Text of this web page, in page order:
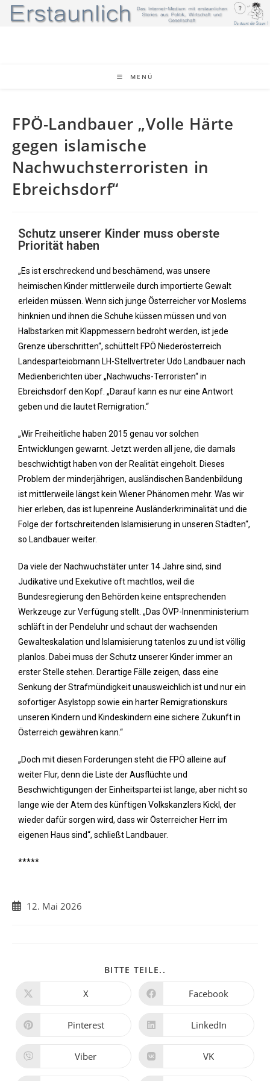
MENÜ
FPÖ-Landbauer „Volle Härte
gegen islamische
Nachwuchsterroristen in
Ebreichsdorf“
Schutz unserer Kinder muss oberste
Priorität haben
„Es ist erschreckend und beschämend, was unsere
heimischen Kinder mittlerweile durch importierte Gewalt
erleiden müssen. Wenn sich junge Österreicher vor Moslems
hinknien und ihnen die Schuhe küssen müssen und von
Halbstarken mit Klappmessern bedroht werden, ist jede
Grenze überschritten“, schüttelt FPÖ Niederösterreich
Landesparteiobmann LH-Stellvertreter Udo Landbauer nach
Medienberichten über „Nachwuchs-Terroristen“ in
Ebreichsdorf den Kopf. „Darauf kann es nur eine Antwort
geben und die lautet Remigration.“
„Wir Freiheitliche haben 2015 genau vor solchen
Entwicklungen gewarnt. Jetzt werden all jene, die damals
beschwichtigt haben von der Realität eingeholt. Dieses
Problem der minderjährigen, ausländischen Bandenbildung
ist mittlerweile längst kein Wiener Phänomen mehr. Was wir
hier erleben, das ist lupenreine Ausländerkriminalität und die
Folge der fortschreitenden Islamisierung in unseren Städten“,
so Landbauer weiter.
Da viele der Nachwuchstäter unter 14 Jahre sind, sind
Judikative und Exekutive oft machtlos, weil die
Bundesregierung den Behörden keine entsprechenden
Werkzeuge zur Verfügung stellt. „Das ÖVP-Innenministerium
schläft in der Pendeluhr und schaut der wachsenden
Gewalteskalation und Islamisierung tatenlos zu und ist völlig
planlos. Dabei muss der Schutz unserer Kinder immer an
erster Stelle stehen. Derartige Fälle zeigen, dass eine
Senkung der Strafmündigkeit unausweichlich ist und nur ein
sofortiger Asylstopp sowie ein harter Remigrationskurs
unseren Kindern und Kindeskindern eine sichere Zukunft in
Österreich gewähren kann.“
„Doch mit diesen Forderungen steht die FPÖ alleine auf
weiter Flur, denn die Liste der Ausflüchte und
Beschwichtigungen der Einheitspartei ist lange, aber nicht so
lange wie der Atem des künftigen Volkskanzlers Kickl, der
wieder dafür sorgen wird, dass wir Österreicher Herr im
eigenen Haus sind“, schließt Landbauer.
*****
12. Mai 2026
BITTE TEILE..
X Facebook
Pinterest LinkedIn
Viber VK